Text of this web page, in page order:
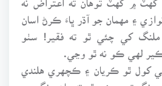
۽ مهمان جو آڌر ڀاءَ ڪرڻ اسان
ملنگ کي چئي ٿو ته فقير! سٺو
لهي ڪو نه ٿو وڃي.
کول ٿو ڪريان ۽ ڪچهري هلندي
رنگ تي. چئي ٿو ته مان رنگ جو